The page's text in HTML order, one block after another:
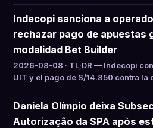
Indecopi sanciona a
rechazar pago de apuestas
modalidad Bet Builder
2026-08-08 · TL;DR — Indecopi
UIT y el pago de S/14.850 contra la
Daniela Olímpio deixa
Autorização da SPA após